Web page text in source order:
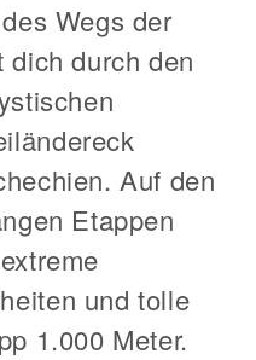
Wegs der
dich durch den
Auf den
Etappen
und tolle
1.000 Meter.